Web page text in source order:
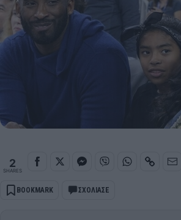
2
SHARES
BOOKMARK ΣΧΟΛΙΑΣΕ